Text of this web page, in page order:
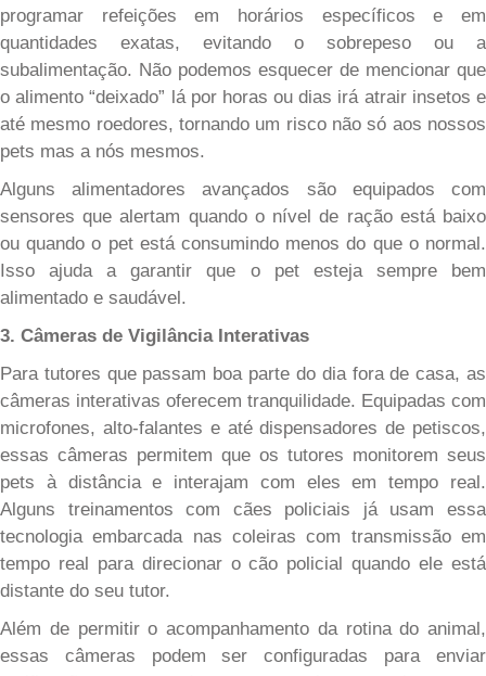
programar refeições em horários específicos e em
quantidades exatas, evitando o sobrepeso ou a
subalimentação. Não podemos esquecer de mencionar que
o alimento “deixado” lá por horas ou dias irá atrair insetos e
até mesmo roedores, tornando um risco não só aos nossos
pets mas a nós mesmos.
Alguns alimentadores avançados são equipados com
sensores que alertam quando o nível de ração está baixo
ou quando o pet está consumindo menos do que o normal.
Isso ajuda a garantir que o pet esteja sempre bem
alimentado e saudável.
3. Câmeras de Vigilância Interativas
Para tutores que passam boa parte do dia fora de casa, as
câmeras interativas oferecem tranquilidade. Equipadas com
microfones, alto-falantes e até dispensadores de petiscos,
essas câmeras permitem que os tutores monitorem seus
pets à distância e interajam com eles em tempo real.
Alguns treinamentos com cães policiais já usam essa
tecnologia embarcada nas coleiras com transmissão em
tempo real para direcionar o cão policial quando ele está
distante do seu tutor.
Além de permitir o acompanhamento da rotina do animal,
essas câmeras podem ser configuradas para enviar